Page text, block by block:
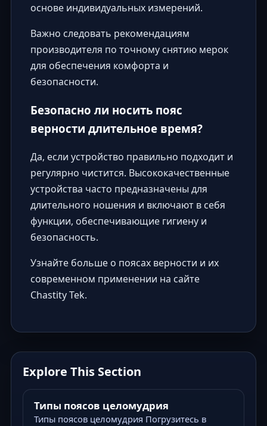
основе индивидуальных измерений.
Важно следовать рекомендациям
производителя по точному снятию мерок
для обеспечения комфорта и
безопасности.
Безопасно ли носить пояс
верности длительное время?
Да, если устройство правильно подходит и
регулярно чистится. Высококачественные
устройства часто предназначены для
длительного ношения и включают в себя
функции, обеспечивающие гигиену и
безопасность.
Узнайте больше о поясах верности и их
современном применении на сайте
Chastity Tek.
Explore This Section
Типы поясов целомудрия
Типы поясов целомудрия Погрузитесь в